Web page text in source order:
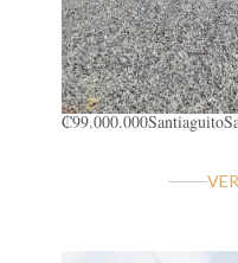
₡99.000.000Santiaguito